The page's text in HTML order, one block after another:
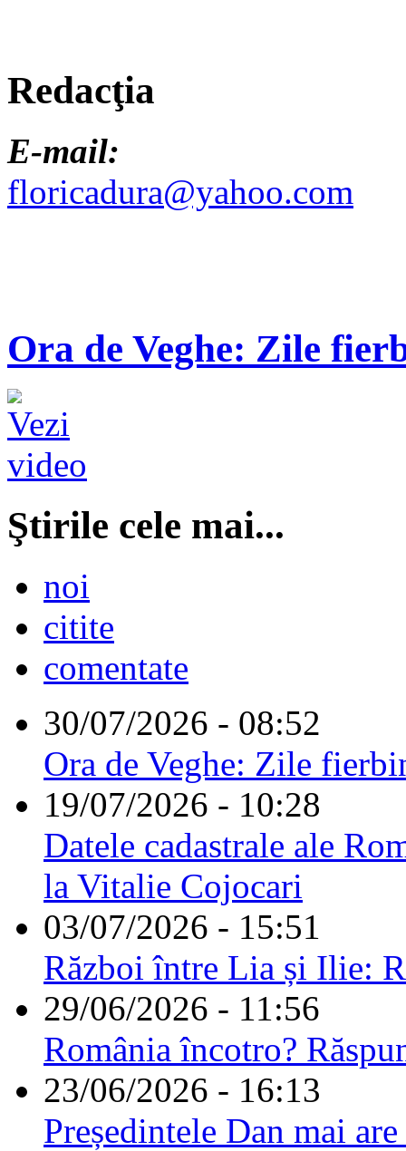
Redacţia
E-mail:
floricadura@yahoo.com
Ora de Veghe: Zile
Ştirile cele mai...
noi
citite
comentate
30/07/2026 - 08:52
Ora de Veghe: Zile
19/07/2026 - 10:28
Datele cadastrale ale
la Vitalie Cojocari
03/07/2026 - 15:51
Război între Lia și Ilie:
29/06/2026 - 11:56
România încotro?
23/06/2026 - 16:13
Președintele Dan mai